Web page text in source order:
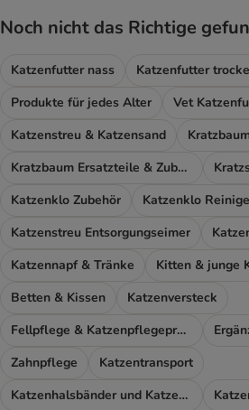
Noch nicht das Richtige
Katzenfutter nass
Katzenfutter
Produkte für jedes Alter
Vet
Katzenstreu & Katzensand
Kratzbaum Ersatzteile & Zubehör
Katzenklo Zubehör
Katzenklo
Katzenstreu Entsorgungseimer
Katzennapf & Tränke
Kitten & junge
Betten & Kissen
Katzenversteck
Fellpflege & Katzenpflegeprodukte
Zahnpflege
Katzentransport
Katzenhalsbänder und Katzengeschirr